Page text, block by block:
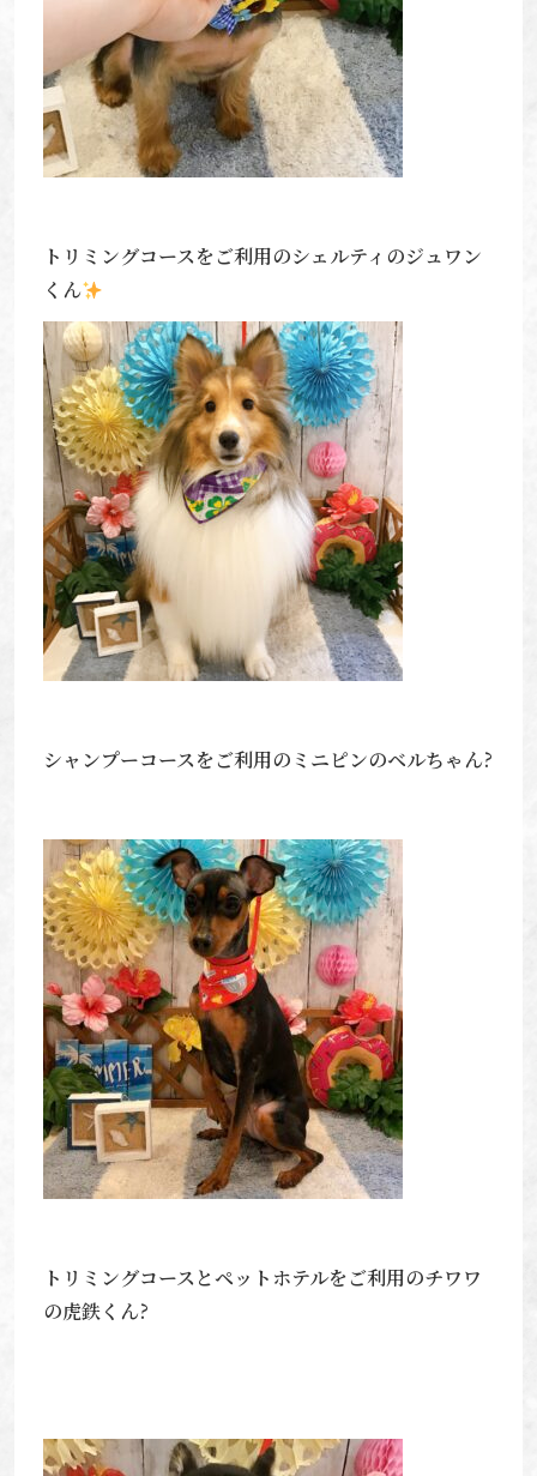
トリミングコースをご利用のシェルティのジュワン
くん
シャンプーコースをご利用のミニピンのベルちゃん?
トリミングコースとペットホテルをご利用のチワワ
の虎鉄くん?